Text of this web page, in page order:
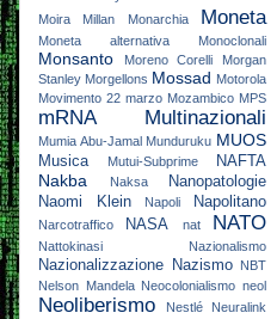
Moira Millan Monarchia Moneta
Moneta alternativa Monoclonali
Monsanto Moreno Corelli
Morgan
Stanley Morgellons Mossad Motorola
Movimento 22 marzo Mozambico MPS
mRNA Multinazionali
Mumia Abu-Jamal Munduruku MUOS
Musica Mutui-Subprime NAFTA
Nakba Naksa
Nanopatologie
Naomi Klein
Napoli Napolitano
Narcotraffico NASA nat NATO
Nattokinasi Nazionalismo
Nazionalizzazione Nazismo
NBT
Nelson Mandela Neocolonialismo neol
Neoliberismo Nestlé
Neuralink